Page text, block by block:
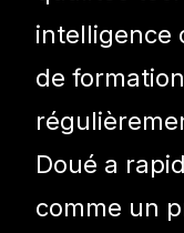
intelligence
de
Doué a
comme un